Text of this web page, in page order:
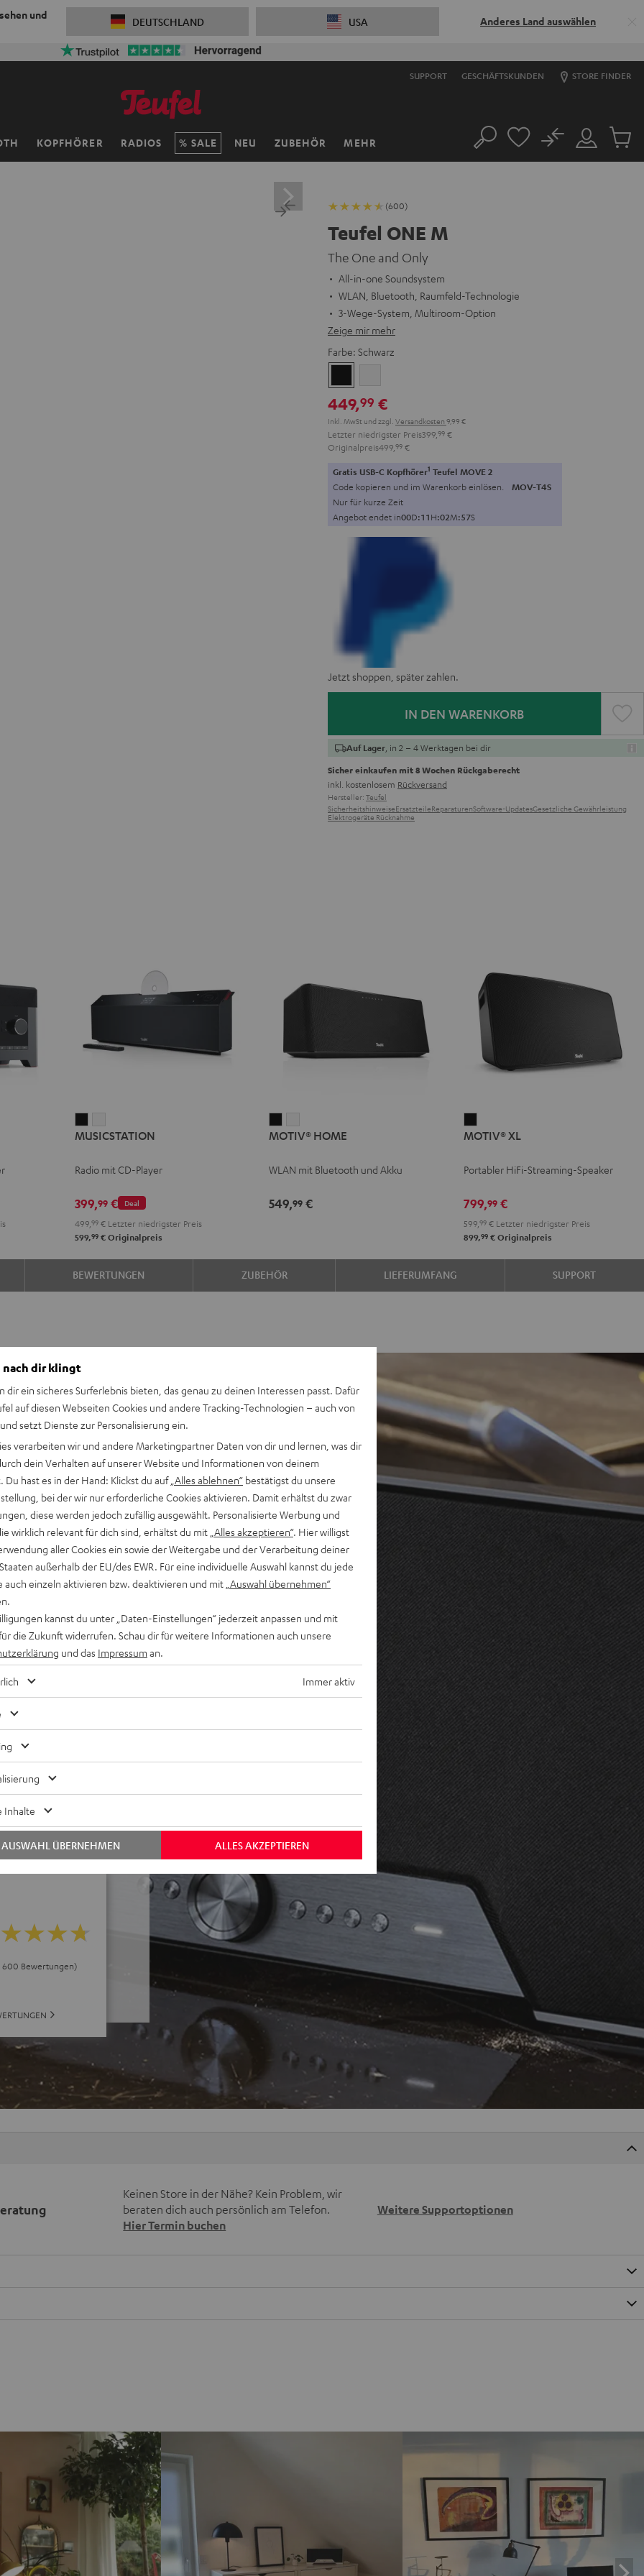
und
DEUTSCHLAND USA Anderes Land auswählen
SUPPORT GESCHÄFTSKUNDEN STORE FINDER
KOPFHÖRER RADIOS SALE NEU ZUBEHÖR MEHR Suche
Mein
Konto
No
Artikel
(600)
Teufel ONE M
The One and Only
All-in-one Soundsystem
WLAN, Bluetooth, Raumfeld-Technologie
3-Wege-System, Multiroom-Option
Zeige mir mehr
Farbe: Schwarz
449,99 €
Inkl. MwSt und zzgl. Versandkosten 9,99 €
Letzter niedrigster Preis399, 99 €
Originalpreis499, 99 €
Gratis USB-C Kopfhörer1 Teufel MOVE 2
Code kopieren und im Warenkorb einlösen. MOV-T4S
Nur für kurze Zeit
Angebot endet in00D:11H:02M:55S
Jetzt shoppen, später zahlen.
IN DEN WARENKORB
Auf Lager , in 2 – 4 Werktagen bei dir
Sicher einkaufen mit 8 Wochen Rückgaberecht
inkl. kostenlosem Rückversand
Hersteller: Teufel
SicherheitshinweiseErsatzteileReparaturenSoftware-UpdatesGesetzliche Gewährleistung
Elektrogeräte Rücknahme
Schwarz
Weiß
MUSICSTATION
Radio mit CD-Player
Deal
399,99€
499, 99€Letzter niedrigster Preis
599,99€Originalpreis
HOMEHOME
MOTIV® HOME
WLAN mit Bluetooth und Akku
549,99 €
XL
MOTIV® XL
Portabler HiFi-Streaming-Speaker
799,99 €
599,99 € Letzter niedrigster Preis
899,99 € Originalpreis
BEWERTUNGEN ZUBEHÖR LIEFERUMFANG SUPPORT
zur Musik komplett frei
Musik der Welt zu
Rock und Blues
M erhielt das
Test (02/2020) mit
mit integriertem
2 Passivmembranen
Streaming und
von USB/NAS
für verlustfreies
von Apple Music,
& zusätzlich frei
Plattenspieler, erhältlich
Serie oder der Teufel
600 Bewertungen)
Keinen Store in der Nähe? Kein Problem, wir
beraten dich auch persönlich am Telefon.
Hier Termin buchen
Weitere Supportoptionen
nach dir klingt
dir ein sicheres Surferlebnis bieten, das genau zu deinen Interessen passt. Dafür
auf diesen Webseiten Cookies und andere Tracking-Technologien – auch von
setzt Dienste zur Personalisierung ein.
verarbeiten wir und andere Marketingpartner Daten von dir und lernen, was dir
dein Verhalten auf unserer Website und Informationen von deinem
Du hast es in der Hand: Klickst du auf „Alles ablehnen“ bestätigst du unsere
bei der wir nur erforderliche Cookies aktivieren. Damit erhältst du zwar
diese werden jedoch zufällig ausgewählt. Personalisierte Werbung und
wirklich relevant für dich sind, erhältst du mit „Alles akzeptieren“. Hier willigst
aller Cookies ein sowie der Weitergabe und der Verarbeitung deiner
außerhalb der EU/des EWR. Für eine individuelle Auswahl kannst du jede
auch einzeln aktivieren bzw. deaktivieren und mit „Auswahl übernehmen“
kannst du unter „Daten-Einstellungen“ jederzeit anpassen und mit
die Zukunft widerrufen. Schau dir für weitere Informationen auch unsere
und das Impressum an.
Immer aktiv
Inhalte
ALLES AKZEPTIEREN
AUSWAHL ÜBERNEHMEN